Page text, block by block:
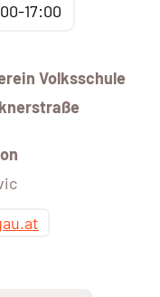
17:00
Volksschule